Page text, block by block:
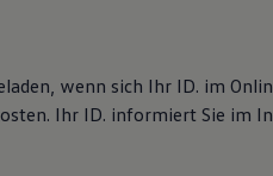
wenn sich Ihr ID. im
Ihr ID. informiert Sie im